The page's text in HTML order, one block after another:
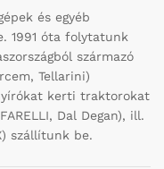
és egyéb
1991 óta folytatunk
származó
Tellarini)
kerti traktorokat
Dal Degan), ill.
szállítunk be.